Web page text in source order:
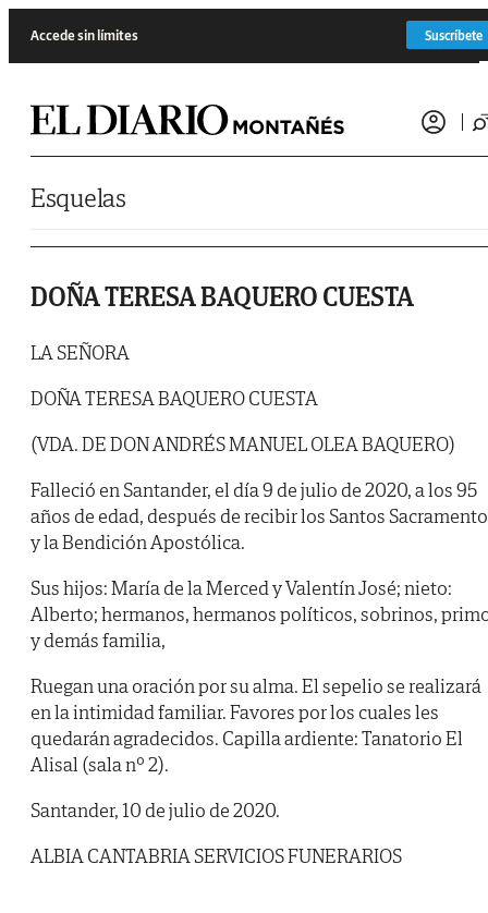
Accede sin límites Suscríbete
Esquelas
DOÑA TERESA BAQUERO CUESTA
LA SEÑORA
DOÑA TERESA BAQUERO CUESTA
(VDA. DE DON ANDRÉS MANUEL OLEA BAQUERO)
Falleció en Santander, el día 9 de julio de 2020, a los 95
años de edad, después de recibir los Santos
y la Bendición Apostólica.
Sus hijos: María de la Merced y Valentín José; nieto:
Alberto; hermanos, hermanos políticos, sobrinos,
y demás familia,
Ruegan una oración por su alma. El sepelio se realizará
en la intimidad familiar. Favores por los cuales les
quedarán agradecidos. Capilla ardiente: Tanatorio El
Alisal (sala nº 2).
Santander, 10 de julio de 2020.
ALBIA CANTABRIA SERVICIOS FUNERARIOS